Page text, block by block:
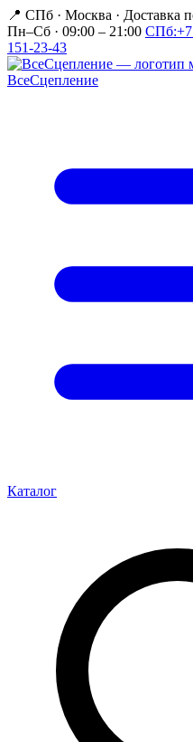
📍 СПб · Москва · Доставка
Пн–Сб · 09:00 – 21:00 СПб:
151-23-43
ВсеСцепление
Каталог